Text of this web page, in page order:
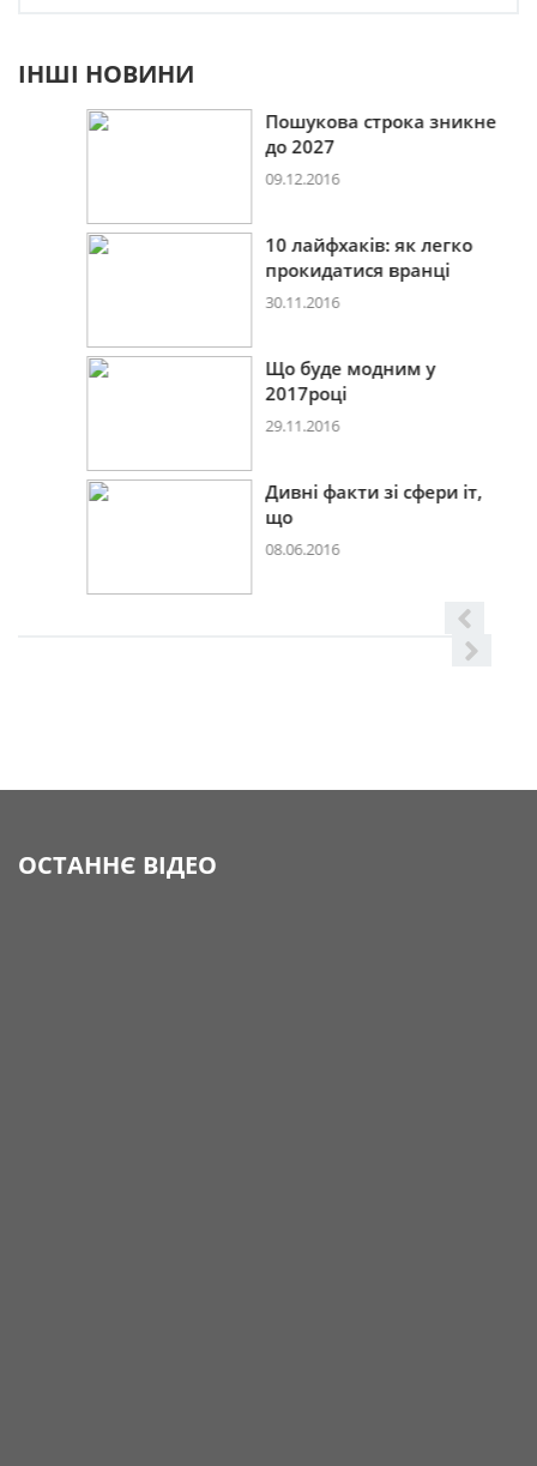
ІНШІ НОВИНИ
Пошукова строка зникне
до 2027
09.12.2016
10 лайфхаків: як легко
прокидатися вранці
30.11.2016
Що буде модним у
2017році
29.11.2016
Дивні факти зі сфери іт,
08.06.2016
ОСТАННЄ ВІДЕО